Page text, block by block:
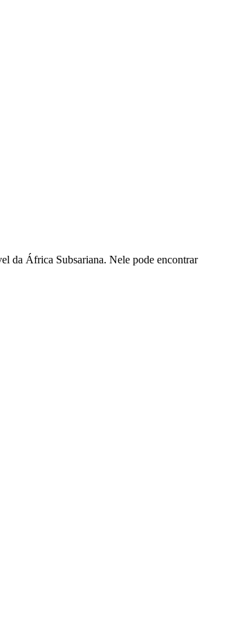
da África Subsariana. Nele pode encontrar